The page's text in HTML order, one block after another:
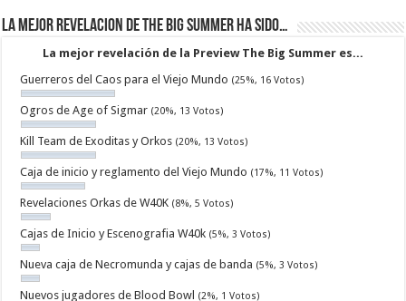
La mejor revelacion de The Big Summer ha sido…
La mejor revelación de la Preview The Big Summer es...
Guerreros del Caos para el Viejo Mundo (25%, 16 Votos)
Ogros de Age of Sigmar (20%, 13 Votos)
Kill Team de Exoditas y Orkos (20%, 13 Votos)
Caja de inicio y reglamento del Viejo Mundo (17%, 11 Votos)
Revelaciones Orkas de W40K (8%, 5 Votos)
Cajas de Inicio y Escenografia W40k (5%, 3 Votos)
Nueva caja de Necromunda y cajas de banda (5%, 3 Votos)
Nuevos jugadores de Blood Bowl (2%, 1 Votos)